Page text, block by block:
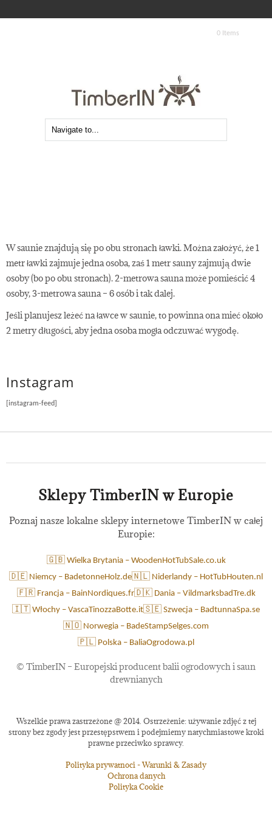
0 Items
Ile osób może w jednym czasie korzystać z
sauny?
W saunie znajdują się po obu stronach ławki. Można założyć, że 1
metr ławki zajmuje jedna osoba, zaś 1 metr sauny zajmują dwie
osoby (bo po obu stronach). 2-metrowa sauna może pomieścić 4
osoby, 3-metrowa sauna – 6 osób i tak dalej.
Jeśli planujesz leżeć na ławce w saunie, to powinna ona mieć około
2 metry długości, aby jedna osoba mogła odczuwać wygodę.
Instagram
[instagram-feed]
Sklepy TimberIN w Europie
Poznaj nasze lokalne sklepy internetowe TimberIN w całej
Europie:
🇬🇧 Wielka Brytania – WoodenHotTubSale.co.uk
🇩🇪 Niemcy – BadetonneHolz.de🇳🇱 Niderlandy – HotTubHouten.nl
🇫🇷 Francja – BainNordiques.fr🇩🇰 Dania – VildmarksbadTre.dk
🇮🇹 Włochy – VascaTinozzaBotte.it🇸🇪 Szwecja – BadtunnaSpa.se
🇳🇴 Norwegia – BadeStampSelges.com
🇵🇱 Polska – BaliaOgrodowa.pl
© TimberIN – Europejski producent balii ogrodowych i saun
drewnianych
Wszelkie prawa zastrzeżone @ 2014. Ostrzeżenie: używanie zdjęć z tej
strony bez zgody jest przestępstwem i podejmiemy natychmiastowe kroki
prawne przeciwko sprawcy.
Polityka prywatnoci - Warunki & Zasady
Ochrona danych
Polityka Cookie